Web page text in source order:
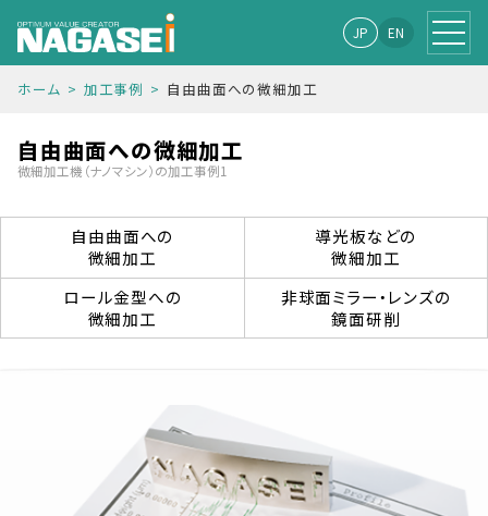
JP EN
ホーム 加工事例 自由曲面への微細加工
自由曲面への微細加工
微細加工機（ナノマシン）の加工事例1
自由曲面への
微細加工
導光板などの
微細加工
ロール金型への
微細加工
非球面ミラー・レンズの
鏡面研削